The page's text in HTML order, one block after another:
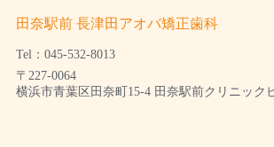
田奈駅前 長津田アオバ矯正歯科
Tel：045-532-8013
〒227-0064
横浜市青葉区田奈町15-4 田奈駅前クリニック